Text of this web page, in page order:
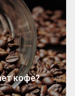
кофе?